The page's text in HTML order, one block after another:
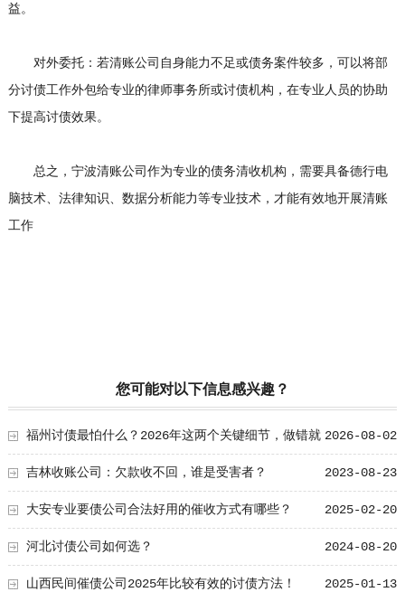
益。
对外委托：若清账公司自身能力不足或债务案件较多，可以将部
分讨债工作外包给专业的律师事务所或讨债机构，在专业人员的协助
下提高讨债效果。
总之，宁波清账公司作为专业的债务清收机构，需要具备德行电
脑技术、法律知识、数据分析能力等专业技术，才能有效地开展清账
工作
您可能对以下信息感兴趣？
2026-08-02
福州讨债最怕什么？2026年这两个关键细节，做错就
很难要回！ 2023-08-23
吉林收账公司：欠款收不回，谁是受害者？
2025-02-20
大安专业要债公司合法好用的催收方式有哪些？
2024-08-20
河北讨债公司如何选？
2025-01-13
山西民间催债公司2025年比较有效的讨债方法！